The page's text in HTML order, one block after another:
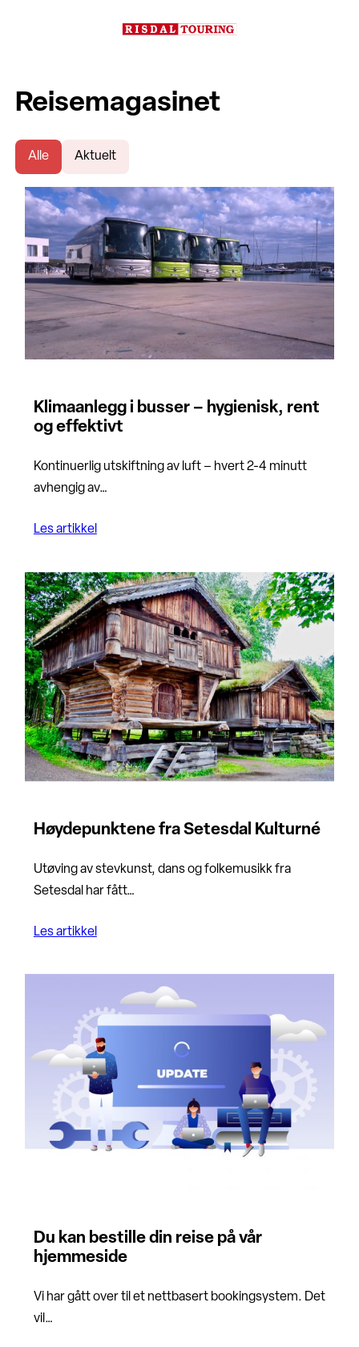
Reisemagasinet
Alle Aktuelt
Klimaanlegg i busser – hygienisk, rent
og effektivt
Kontinuerlig utskiftning av luft – hvert 2-4 minutt
avhengig av…
Les artikkel
Høydepunktene fra Setesdal Kulturné
Utøving av stevkunst, dans og folkemusikk fra
Setesdal har fått…
Les artikkel
Du kan bestille din reise på vår
hjemmeside
Vi har gått over til et nettbasert bookingsystem. Det
vil…